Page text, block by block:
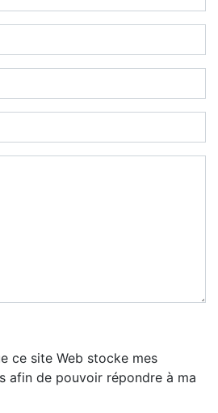
ce site Web stocke mes
afin de pouvoir répondre à ma